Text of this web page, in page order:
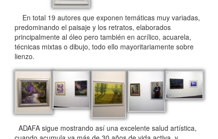
En total 19 autores que exponen temáticas muy variadas,
predominando el paisaje y los retratos, elaborados
principalmente al óleo pero también en acrílico, acuarela,
técnicas mixtas o dibujo, todo ello mayoritariamente sobre
lienzo.
ADAFA sigue mostrando así una excelente salud artística,